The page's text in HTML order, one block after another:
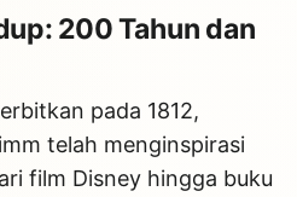
200 Tahun dan
pada 1812,
telah menginspirasi
film Disney hingga buku